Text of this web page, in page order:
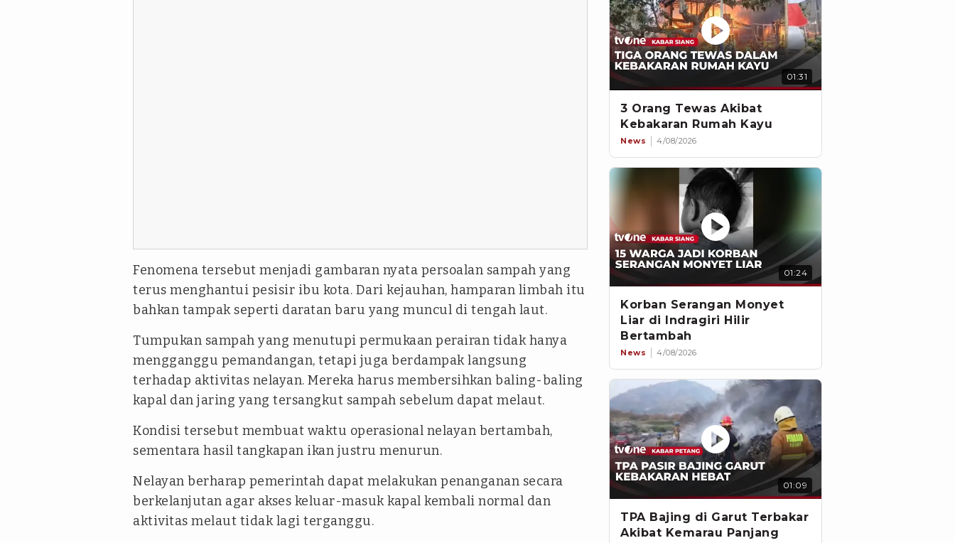
Fenomena tersebut menjadi gambaran nyata persoalan sampah yang
terus menghantui pesisir ibu kota. Dari kejauhan, hamparan limbah itu
bahkan tampak seperti daratan baru yang muncul di tengah laut.
Tumpukan sampah yang menutupi permukaan perairan tidak hanya
mengganggu pemandangan, tetapi juga berdampak langsung
terhadap aktivitas nelayan. Mereka harus membersihkan baling-baling
kapal dan jaring yang tersangkut sampah sebelum dapat melaut.
Kondisi tersebut membuat waktu operasional nelayan bertambah,
sementara hasil tangkapan ikan justru menurun.
Nelayan berharap pemerintah dapat melakukan penanganan secara
berkelanjutan agar akses keluar-masuk kapal kembali normal dan
aktivitas melaut tidak lagi terganggu.
01:31
3 Orang Tewas Akibat
Kebakaran Rumah Kayu
News 4/08/2026
01:24
Korban Serangan Monyet
Liar di Indragiri Hilir
Bertambah
News 4/08/2026
01:09
TPA Bajing di Garut Terbakar
Akibat Kemarau Panjang